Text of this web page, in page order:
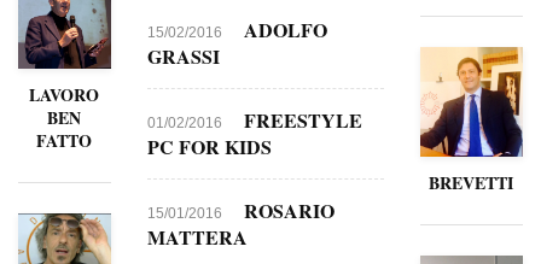
LAVORO
BEN
FATTO
15/02/2016
ADOLFO
GRASSI
01/02/2016
FREESTYLE
PC FOR KIDS
15/01/2016
ROSARIO
MATTERA
BREVETTI